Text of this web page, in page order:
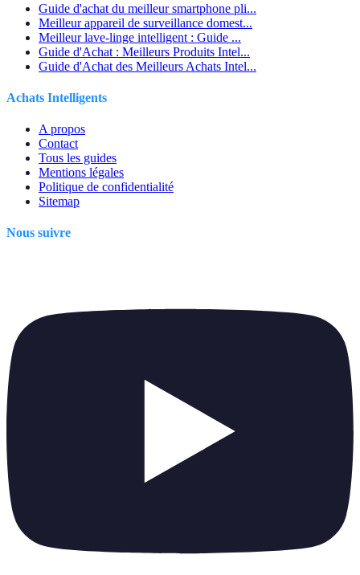
Guide d'achat du meilleur smartphone pli...
Meilleur appareil de surveillance domest...
Meilleur lave-linge intelligent : Guide ...
Guide d'Achat : Meilleurs Produits Intel...
Guide d'Achat des Meilleurs Achats Intel...
Achats Intelligents
A propos
Contact
Tous les guides
Mentions légales
Politique de confidentialité
Sitemap
Nous suivre